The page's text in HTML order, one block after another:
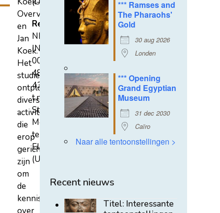
*** Ramses and
The Pharaohs'
Gold
30 aug 2026
Londen
*** Opening
Grand Egyptian
Museum
31 dec 2030
Caïro
Naar alle tentoonstellingen >
Recent nieuws
Titel: Interessante
Overvest
en
Jan
Koek.
Het
studiecentrum
ontplooit
diverse
activiteiten
die
erop
gericht
zijn
om
de
kennis
Rekeningnummer
NL31
INGB
0007
4852
43
t.n.v.
Stichting
Mehen
te
Elst
(U)